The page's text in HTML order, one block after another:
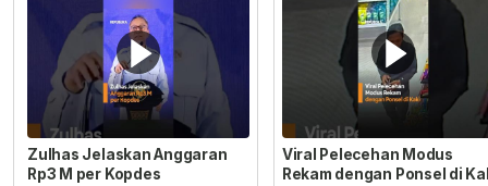
Zulhas Jelaskan Anggaran
Rp3 M per Kopdes
Viral Pelecehan Modus
Rekam dengan Ponsel di